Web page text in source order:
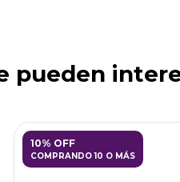
pueden
10% OFF
COMPRANDO 10 O MÁS